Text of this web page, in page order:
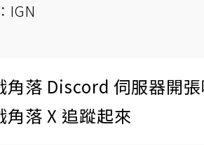
IGN
角落 Discord 伺服器開張
角落 X 追蹤起來